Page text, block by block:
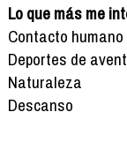
Lo que más me
Contacto humano
Deportes de
Naturaleza
Descanso